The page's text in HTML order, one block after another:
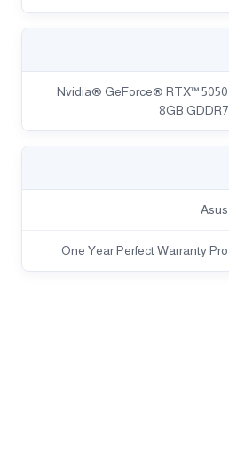
Nvidia® GeForce® RTX™ 5050
8GB GDDR7
Asus
One Year Perfect Warranty Pro